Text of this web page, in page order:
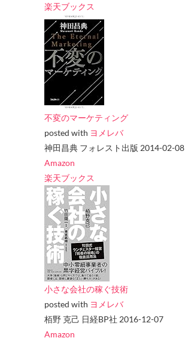
楽天ブックス
不変のマーケティング
posted with ヨメレバ
神田昌典 フォレスト出版 2014-02-08
Amazon
楽天ブックス
小さな会社の稼ぐ技術
posted with ヨメレバ
栢野 克己 日経BP社 2016-12-07
Amazon